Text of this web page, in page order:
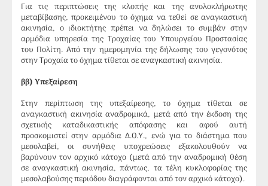
Για τις περιπτώσεις της κλοπής και της ανολοκλήρωτης
μεταβίβασης, προκειμένου το όχημα να τεθεί σε αναγκαστική
ακινησία, ο ιδιοκτήτης πρέπει να δηλώσει το συμβάν στην
αρμόδια υπηρεσία της Τροχαίας του Υπουργείου Προστασίας
του Πολίτη. Από την ημερομηνία της δήλωσης του γεγονότος
στην Τροχαία το όχημα τίθεται σε αναγκαστική ακινησία.
ββ) Υπεξαίρεση
Στην περίπτωση της υπεξαίρεσης, το όχημα τίθεται σε
αναγκαστική ακινησία αναδρομικά, μετά από την έκδοση της
σχετικής καταδικαστικής απόφασης και αφού αυτή
προσκομιστεί στην αρμόδια Δ.Ο.Υ., ενώ για το διάστημα που
μεσολαβεί, οι συνήθεις υποχρεώσεις εξακολουθούν να
βαρύνουν τον αρχικό κάτοχο (μετά από την αναδρομική θέση
σε αναγκαστική ακινησία, πάντως, τα τέλη κυκλοφορίας της
μεσολαβούσης περιόδου διαγράφονται από τον αρχικό κάτοχο).